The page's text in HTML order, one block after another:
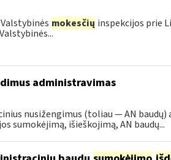
mokesčių inspekcijos prie
administravimas
nusižengimus (toliau — AN
sumokėjimą, išieškojimą, AN baudų...